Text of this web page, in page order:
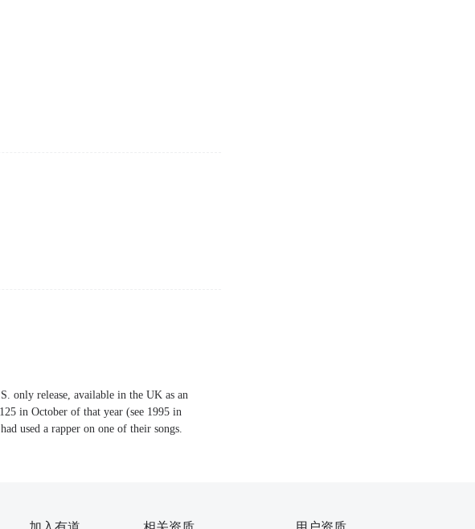
only release, available in the UK as an
in October of that year (see 1995 in
used a rapper on one of their songs.